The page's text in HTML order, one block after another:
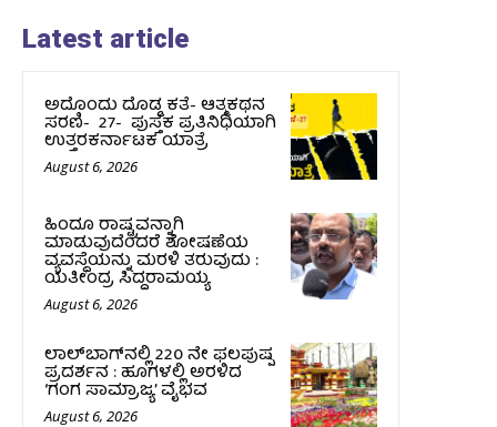
Latest article
ಅದೊಂದು ದೊಡ್ಡ ಕತೆ- ಆತ್ಮಕಥನ
ಸರಣಿ- 27- ಪುಸ್ತಕ ಪ್ರತಿನಿಧಿಯಾಗಿ
ಉತ್ತರಕರ್ನಾಟಕ ಯಾತ್ರೆ
August 6, 2026
ಹಿಂದೂ ರಾಷ್ಟ್ರವನ್ನಾಗಿ
ಮಾಡುವುದೆಂದರೆ ಶೋಷಣೆಯ
ವ್ಯವಸ್ಥೆಯನ್ನು ಮರಳಿ ತರುವುದು :
ಯತೀಂದ್ರ ಸಿದ್ದರಾಮಯ್ಯ
August 6, 2026
ಲಾಲ್‍ಬಾಗ್‍ನಲ್ಲಿ 220 ನೇ ಫಲಪುಷ್ಪ
ಪ್ರದರ್ಶನ : ಹೂಗಳಲ್ಲಿ ಅರಳಿದ
‘ಗಂಗ ಸಾಮ್ರಾಜ್ಯ’ ವೈಭವ
August 6, 2026